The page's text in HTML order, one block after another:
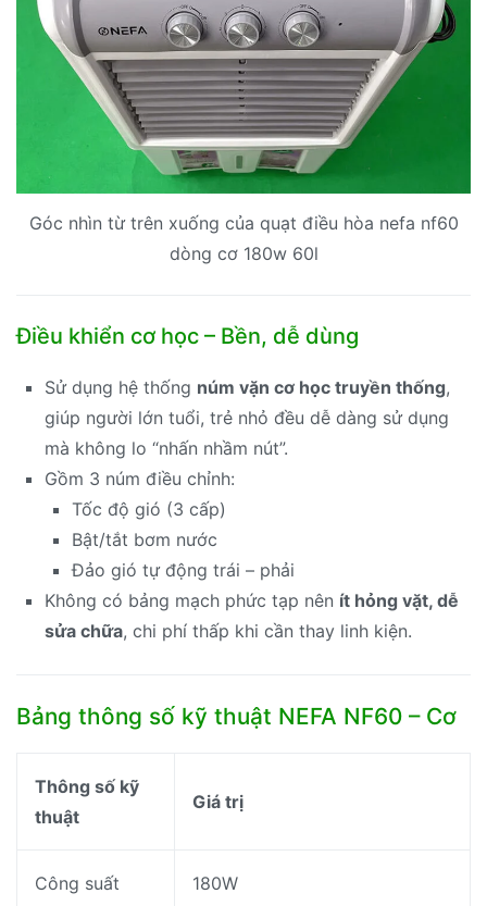
Góc nhìn từ trên xuống của quạt điều hòa nefa nf60
dòng cơ 180w 60l
Điều khiển cơ học – Bền, dễ dùng
Sử dụng hệ thống núm vặn cơ học truyền thống,
giúp người lớn tuổi, trẻ nhỏ đều dễ dàng sử dụng
mà không lo “nhấn nhầm nút”.
Gồm 3 núm điều chỉnh:
Tốc độ gió (3 cấp)
Bật/tắt bơm nước
Đảo gió tự động trái – phải
Không có bảng mạch phức tạp nên ít hỏng vặt, dễ
sửa chữa, chi phí thấp khi cần thay linh kiện.
Bảng thông số kỹ thuật NEFA NF60 – Cơ
Thông số kỹ
thuật
Giá trị
Công suất 180W